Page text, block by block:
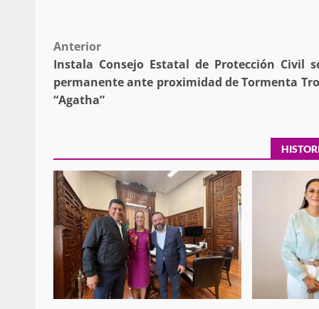
Post
navigation
Anterior
Instala Consejo Estatal de Protección Civil
permanente ante proximidad de Tormenta
“Agatha”
admin 17 octubre 2024
Policía Municipal
violencia y auxilia a
zona de Módulos del
Abasto
admin 27 enero 2026